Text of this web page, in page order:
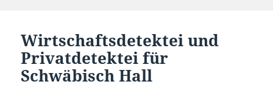
Wirtschaftsdetektei und
Privatdetektei für
Schwäbisch Hall